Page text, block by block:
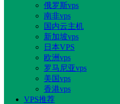
俄罗斯vps
南非vps
国内云主机
新加坡vps
日本VPS
欧洲vps
罗马尼亚vps
美国vps
香港vps
VPS推荐